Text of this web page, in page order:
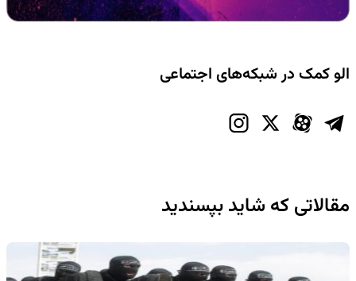
الو کمک در شبکه‌های اجتماعی
مقالاتی که شاید بپسندید